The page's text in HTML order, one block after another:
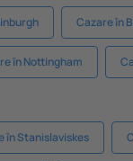
Cazare în
în Nottingham
în Stanislaviskes